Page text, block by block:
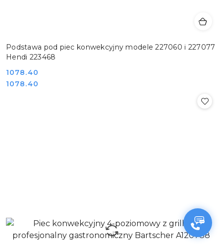
Podstawa pod piec konwekcyjny modele 227060 i 227077
Hendi 223468
Cena:
1078.40
Cena:
1078.40